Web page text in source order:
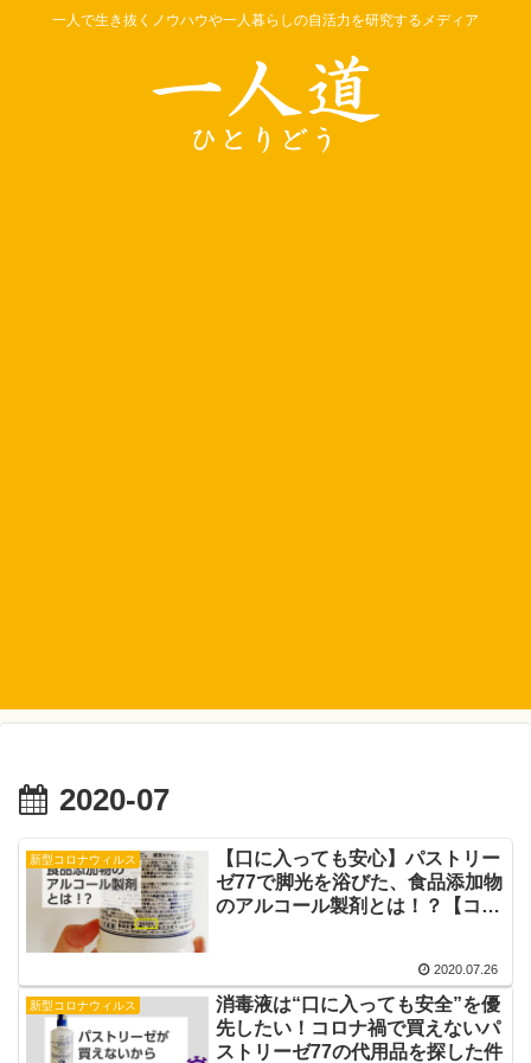
一人で生き抜くノウハウや一人暮らしの自活力を研究するメディア
2020-07
新型コロナウィルス
【口に入っても安心】パストリー
ゼ77で脚光を浴びた、食品添加物
のアルコール製剤とは！？【コロ
2020.07.26
新型コロナウィルス
消毒液は“口に入っても安全”を優
先したい！コロナ禍で買えないパ
ストリーゼ77の代用品を探した件